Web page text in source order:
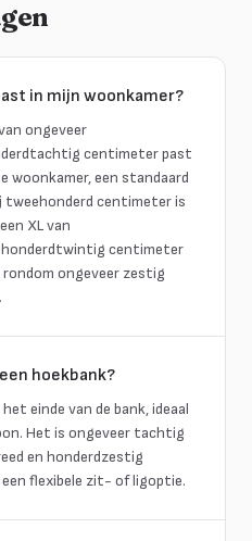
in mijn woonkamer?
ongeveer
centimeter past
woonkamer, een standaard
centimeter is
XL van
centimeter
ongeveer zestig
hoekbank?
einde van de bank, ideaal
Het is ongeveer tachtig
en honderdzestig
flexibele zit- of ligoptie.